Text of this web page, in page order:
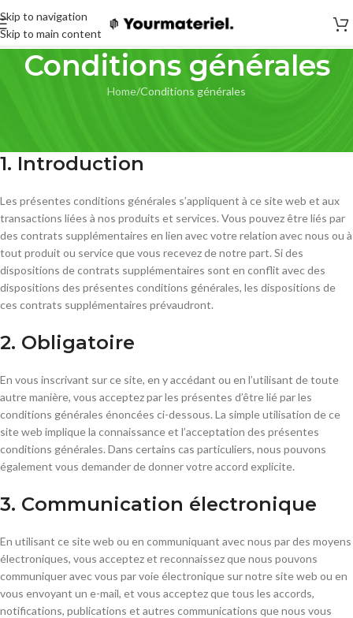
Skip to navigation
Skip to main content
Conditions générales
Home Conditions générales
1. Introduction
Les présentes conditions générales s’appliquent à ce site web et aux
transactions liées à nos produits et services. Vous pouvez être liés par
des contrats supplémentaires en lien avec votre relation avec nous ou à
tout produit ou service que vous recevez de notre part. Si des
dispositions de contrats supplémentaires sont en conflit avec des
dispositions des présentes conditions générales, les dispositions de
ces contrats supplémentaires prévaudront.
2. Obligatoire
En vous inscrivant sur ce site, en y accédant ou en l’utilisant de toute
autre manière, vous acceptez par les présentes d’être lié par les
conditions générales énoncées ci-dessous. La simple utilisation de ce
site web implique la connaissance et l’acceptation des présentes
conditions générales. Dans certains cas particuliers, nous pouvons
également vous demander de donner votre accord explicite.
3. Communication électronique
En utilisant ce site web ou en communiquant avec nous par des moyens
électroniques, vous acceptez et reconnaissez que nous pouvons
communiquer avec vous par voie électronique sur notre site web ou en
vous envoyant un e-mail, et vous acceptez que tous les accords,
notifications, publications et autres communications que nous vous